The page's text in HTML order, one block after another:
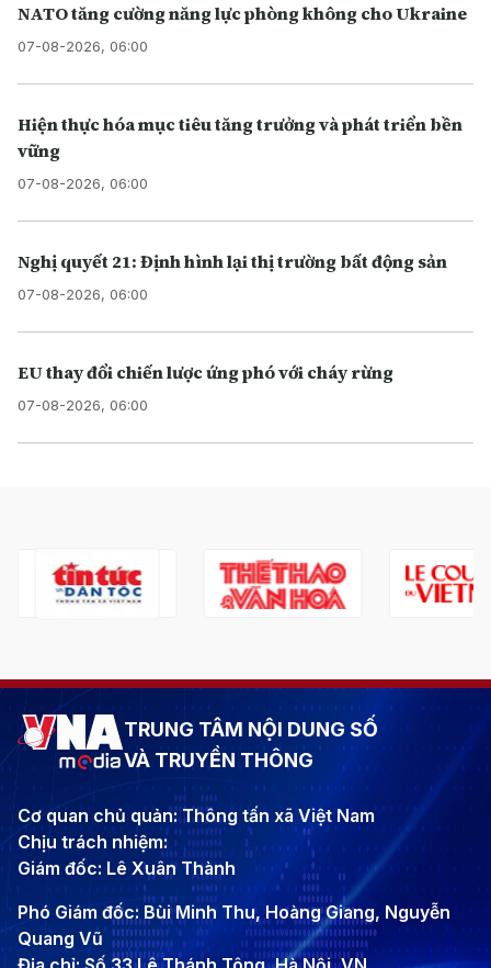
NATO tăng cường năng lực phòng không cho Ukraine
07-08-2026, 06:00
Hiện thực hóa mục tiêu tăng trưởng và phát triển bền
vững
07-08-2026, 06:00
Nghị quyết 21: Định hình lại thị trường bất động sản
07-08-2026, 06:00
EU thay đổi chiến lược ứng phó với cháy rừng
07-08-2026, 06:00
TRUNG TÂM NỘI DUNG SỐ
VÀ TRUYỀN THÔNG
Cơ quan chủ quản: Thông tấn xã Việt Nam
Chịu trách nhiệm:
Giám đốc: Lê Xuân Thành
Phó Giám đốc: Bùi Minh Thu, Hoàng Giang, Nguyễn
Quang Vũ